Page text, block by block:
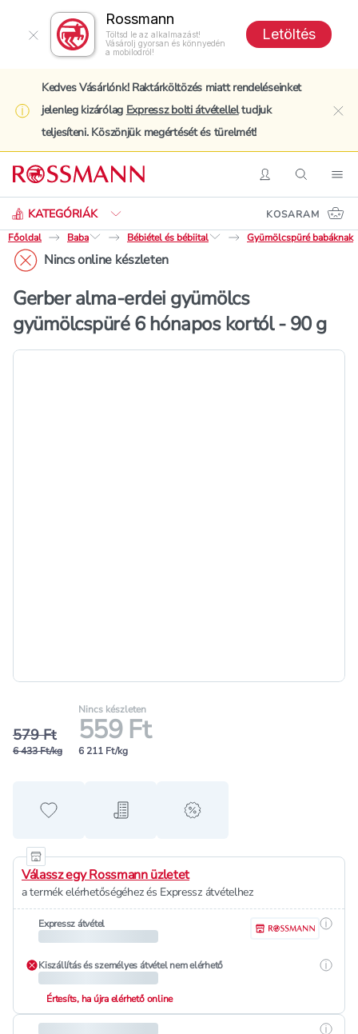
Rossmann
Töltsd le az alkalmazást!
Vásárolj gyorsan és könnyedén
a mobilodról!
Letöltés
Kedves Vásárlónk! Raktárköltözés miatt rendeléseinket
jelenleg kizárólag Expressz bolti átvételleltudjuk
teljesíteni. Köszönjük megértését és türelmét!
BelépésKeresés
KATEGÓRIÁK
Keresés
KOSARAM
Főoldal
Baba Bébiétel és bébiital Gyümölcspüré babáknak
Nincs online készleten
Gerber alma-erdei gyümölcs
gyümölcspüré 6 hónapos kortól - 90 g
579 Ft
6 433 Ft/kg
Nincs készleten
559 Ft
6 211 Ft/kg
Hozzáadás a kedvencekhez
Hozzáadás a bevásárló listához
alert when on sale
Válassz egy Rossmann üzletet
a termék elérhetőségéhez és Expressz átvételhez
Expressz átvétel
Kiszállítás és személyes átvétel nem elérhető
Értesíts, ha újra elérhető online